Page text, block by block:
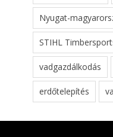
Nyugat-
STIHL
vadgazdálkodás
erdőtelepítés